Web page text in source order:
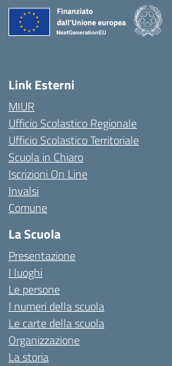
Link Esterni
MIUR
Ufficio Scolastico Regionale
Ufficio Scolastico Territoriale
Scuola in Chiaro
Iscrizioni On Line
Invalsi
Comune
La Scuola
Presentazione
I luoghi
Le persone
I numeri della scuola
Le carte della scuola
Organizzazione
La storia